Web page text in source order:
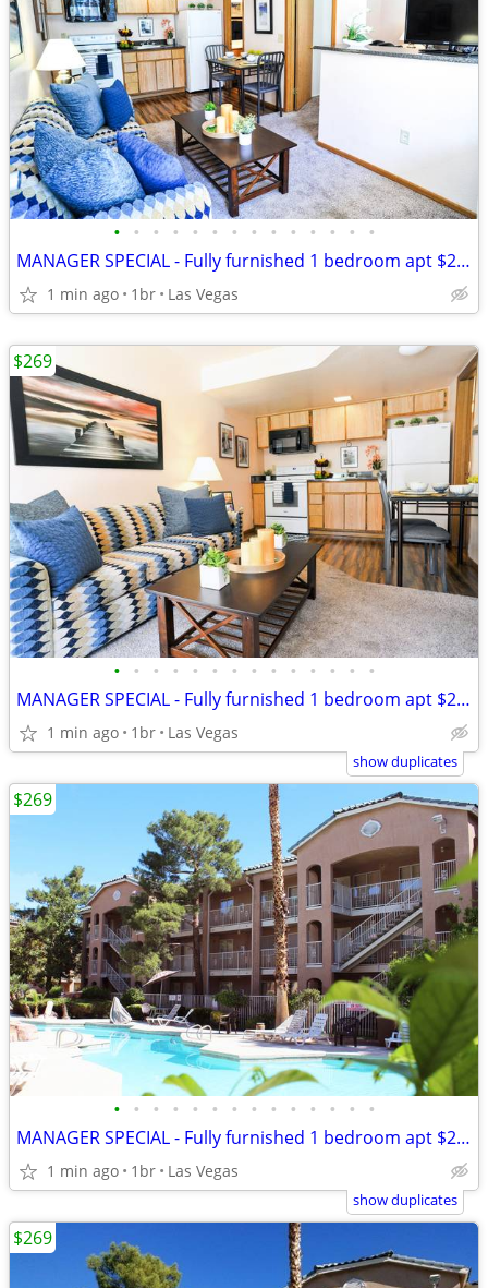
• • • • • • • • • • • • • •
MANAGER SPECIAL - Fully furnished 1 bedroom apt $269 weekly...
1 min ago 1br Las Vegas
• • • • • • • • • • • • • •
MANAGER SPECIAL - Fully furnished 1 bedroom apt $269 weekly...
1 min ago 1br Las Vegas
$269
show duplicates
• • • • • • • • • • • • • •
MANAGER SPECIAL - Fully furnished 1 bedroom apt $269 weekly...
1 min ago 1br Las Vegas
$269
show duplicates
$269